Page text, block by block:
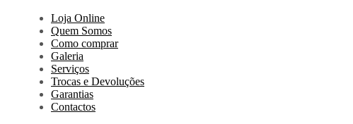
Loja Online
Quem Somos
Como comprar
Galeria
Serviços
Trocas e Devoluções
Garantias
Contactos